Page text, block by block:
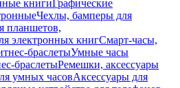
книгиГрафические
Чехлы, бамперы для
планшетов,
электронных книгСмарт-часы,
браслетыУмные часы
браслетыРемешки, аксессуары
умных часовАксессуары для